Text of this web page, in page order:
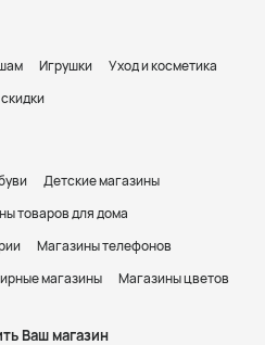
Игрушки
Уход и косметика
Детские магазины
товаров для дома
Магазины телефонов
магазины Магазины цветов
Ваш магазин